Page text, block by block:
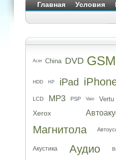
Главная Условия
Acer China DVD GSM
HDD HP iPad
LCD MP3 PSP Vaio Vertu
Xerox
Магнитола
Акустика Аудио